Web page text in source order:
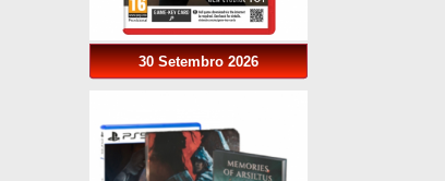
30 Setembro 2026